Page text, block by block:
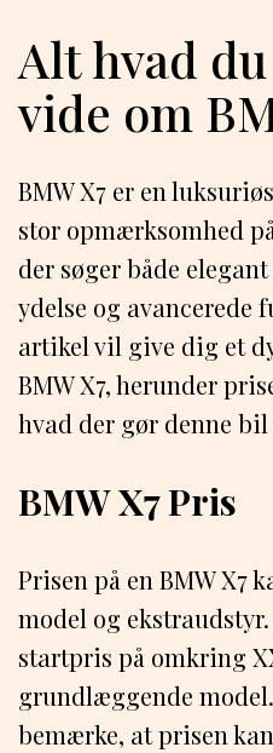
Alt hvad
vide om
BMW X7 er en
stor opmærksomhed
der søger både
ydelse og avancerede
artikel vil give dig et
BMW X7, herunder
hvad der gør denne bil
BMW X7 Pris
Prisen på en BMW X7
model og ekstraudstyr.
startpris på omkring
grundlæggende
bemærke, at prisen